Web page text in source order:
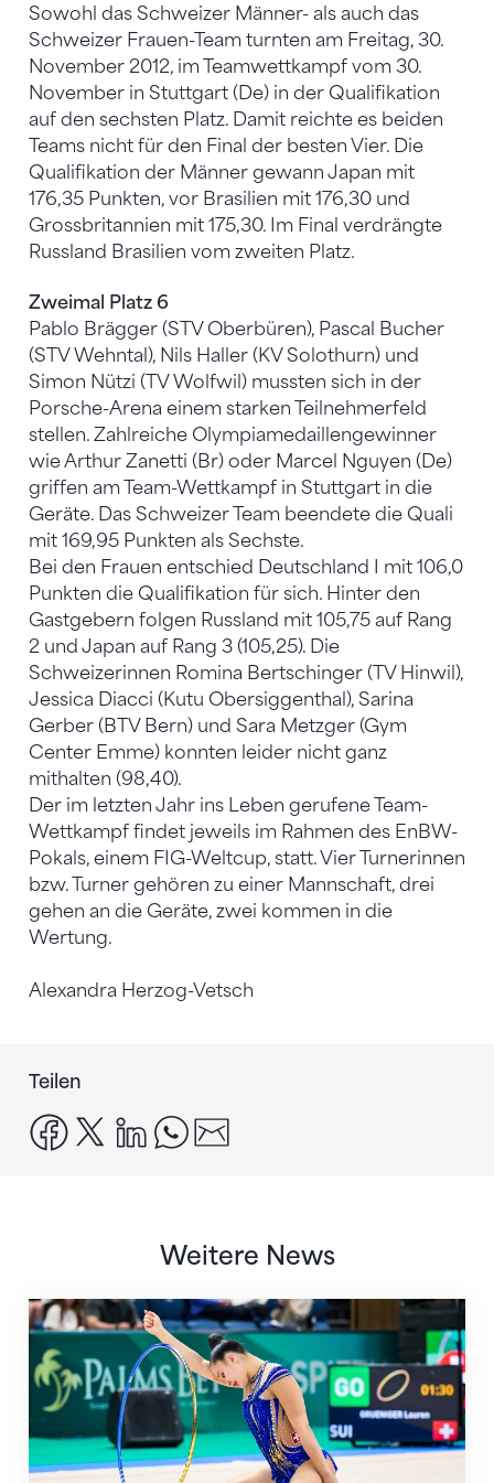
Sowohl das Schweizer Männer- als auch das
Schweizer Frauen-Team turnten am Freitag, 30.
November 2012, im Teamwettkampf vom 30.
November in Stuttgart (De) in der Qualifikation
auf den sechsten Platz. Damit reichte es beiden
Teams nicht für den Final der besten Vier. Die
Qualifikation der Männer gewann Japan mit
176,35 Punkten, vor Brasilien mit 176,30 und
Grossbritannien mit 175,30. Im Final verdrängte
Russland Brasilien vom zweiten Platz.
Zweimal Platz 6
Pablo Brägger (STV Oberbüren), Pascal Bucher
(STV Wehntal), Nils Haller (KV Solothurn) und
Simon Nützi (TV Wolfwil) mussten sich in der
Porsche-Arena einem starken Teilnehmerfeld
stellen. Zahlreiche Olympiamedaillengewinner
wie Arthur Zanetti (Br) oder Marcel Nguyen (De)
griffen am Team-Wettkampf in Stuttgart in die
Geräte. Das Schweizer Team beendete die Quali
mit 169,95 Punkten als Sechste.
Bei den Frauen entschied Deutschland I mit 106,0
Punkten die Qualifikation für sich. Hinter den
Gastgebern folgen Russland mit 105,75 auf Rang
2 und Japan auf Rang 3 (105,25). Die
Schweizerinnen Romina Bertschinger (TV Hinwil),
Jessica Diacci (Kutu Obersiggenthal), Sarina
Gerber (BTV Bern) und Sara Metzger (Gym
Center Emme) konnten leider nicht ganz
mithalten (98,40).
Der im letzten Jahr ins Leben gerufene Team-
Wettkampf findet jeweils im Rahmen des EnBW-
Pokals, einem FIG-Weltcup, statt. Vier Turnerinnen
bzw. Turner gehören zu einer Mannschaft, drei
gehen an die Geräte, zwei kommen in die
Wertung.
Alexandra Herzog-Vetsch
Teilen
facebook
x linkedinwhatsapp
Weitere News
Nächster Halt: Weltmeisterschaft